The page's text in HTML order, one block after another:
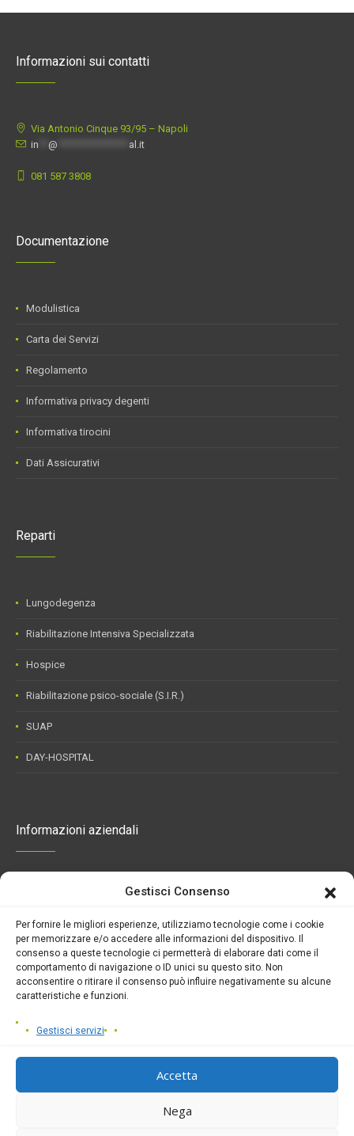
Gestisci Consenso
Per fornire le migliori esperienze, utilizziamo tecnologie come i cookie
per memorizzare e/o accedere alle informazioni del dispositivo. Il
consenso a queste tecnologie ci permetterà di elaborare dati come il
comportamento di navigazione o ID unici su questo sito. Non
acconsentire o ritirare il consenso può influire negativamente su alcune
caratteristiche e funzioni.
Gestisci servizi
Accetta
Nega
Informazioni sui contatti
Via Antonio Cinque 93/95 –Napoli
in
@ al.it
081 587 3808
Documentazione
Modulistica
Carta dei Servizi
Regolamento
Informativa privacy degenti
Informativa tirocini
Dati Assicurativi
Reparti
Lungodegenza
Riabilitazione Intensiva Specializzata
Hospice
Riabilitazione psico-sociale (S.I.R.)
SUAP
DAY-HOSPITAL
Informazioni aziendali
N. Iscr. Reg. Imprese di Napoli e
Partita Iva 00290740638
Capitale Sociale € 1.757.340,00 i.v.
Direttore sanitario